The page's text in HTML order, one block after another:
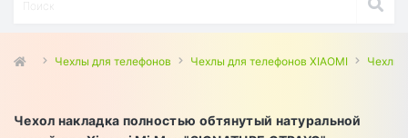
Чехлы для телефонов Чехлы для телефонов XIAOMI Чехлы
Чехол накладка полностью обтянутый натуральной